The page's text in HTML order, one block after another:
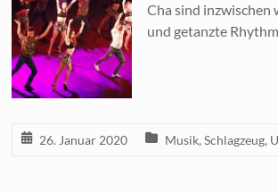
Cha sind
und getanzte
26. Januar 2020 Musik,Schlagzeug,